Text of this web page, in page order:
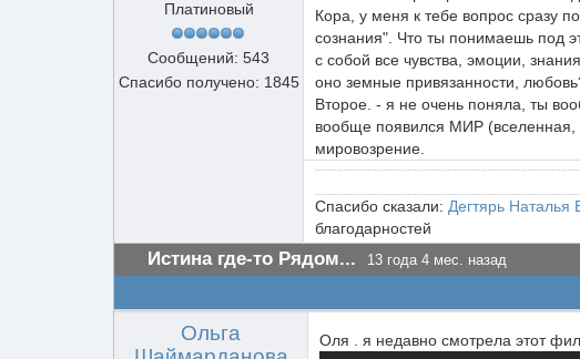
Платиновый
Сообщений: 543
Спасибо получено: 1845
Кора, у меня к тебе вопрос сразу
сознания". Что ты понимаешь под
с собой все чувства, эмоции,
оно земные привязанности,
Второе. - я не очень поняла, ты
вообще появился МИР (вселенная,
мировозрение.
Спасибо сказали: Дегтярь Наталья
благодарностей
Истина где-то Рядом... 13 года 4 мес. назад
Ольга
Оля . я недавно смотрела этот